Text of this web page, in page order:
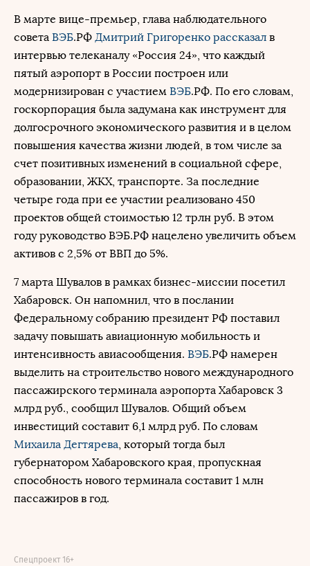
В марте вице-премьер, глава наблюдательного
совета ВЭБ.РФ Дмитрий Григоренко рассказал в
интервью телеканалу «Россия 24», что каждый
пятый аэропорт в России построен или
модернизирован с участием ВЭБ.РФ. По его словам,
госкорпорация была задумана как инструмент для
долгосрочного экономического развития и в целом
повышения качества жизни людей, в том числе за
счет позитивных изменений в социальной сфере,
образовании, ЖКХ, транспорте. За последние
четыре года при ее участии реализовано 450
проектов общей стоимостью 12 трлн руб. В этом
году руководство ВЭБ.РФ нацелено увеличить объем
активов с 2,5% от ВВП до 5%.
7 марта Шувалов в рамках бизнес-миссии посетил
Хабаровск. Он напомнил, что в послании
Федеральному собранию президент РФ поставил
задачу повышать авиационную мобильность и
интенсивность авиасообщения. ВЭБ.РФ намерен
выделить на строительство нового международного
пассажирского терминала аэропорта Хабаровск 3
млрд руб., сообщил Шувалов. Общий объем
инвестиций составит 6,1 млрд руб. По словам
Михаила Дегтярева, который тогда был
губернатором Хабаровского края, пропускная
способность нового терминала составит 1 млн
пассажиров в год.
Спецпроект 16+